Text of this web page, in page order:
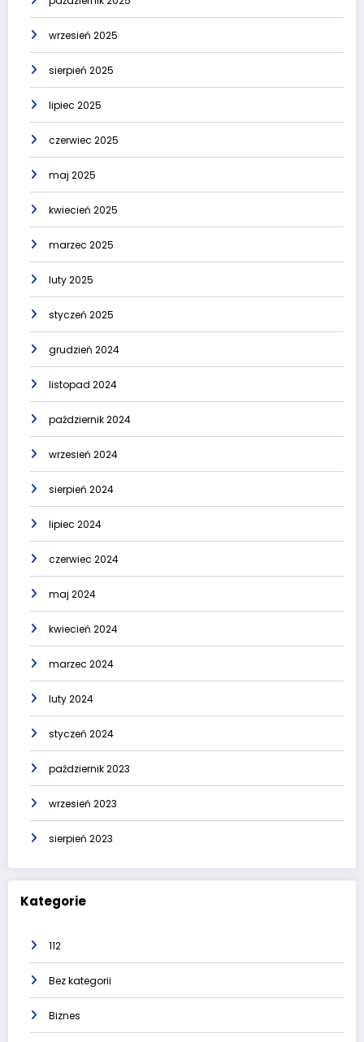
wrzesień 2025
sierpień 2025
lipiec 2025
czerwiec 2025
maj 2025
kwiecień 2025
marzec 2025
luty 2025
styczeń 2025
grudzień 2024
listopad 2024
październik 2024
wrzesień 2024
sierpień 2024
lipiec 2024
czerwiec 2024
maj 2024
kwiecień 2024
marzec 2024
luty 2024
styczeń 2024
październik 2023
wrzesień 2023
sierpień 2023
Kategorie
112
Bez kategorii
Biznes